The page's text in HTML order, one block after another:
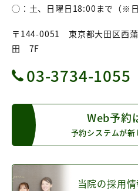
◯：土、日曜日18:00まで（※日
〒144-0051 東京都大田区西
田 7F
03-3734-1055
Web予約
予約システムが
当院の採用